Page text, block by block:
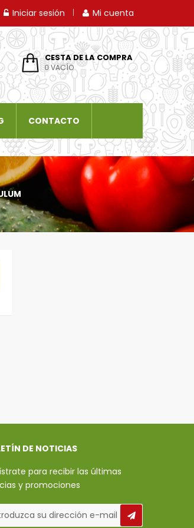
Iniciar sesión Mi cuenta
CESTA DE LA COMPRA
0 VACÍO
CONTACTO
DE NOTICIAS
para recibir las últimas
y promociones